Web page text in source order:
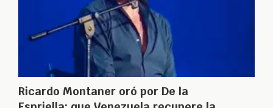
Ricardo Montaner oró por De la